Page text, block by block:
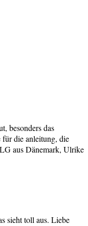
besonders das
für die anleitung, die
aus Dänemark, Ulrike
sieht toll aus. Liebe